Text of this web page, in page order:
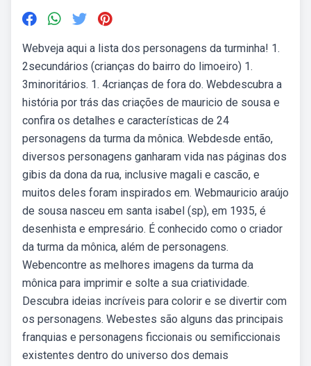
Webveja aqui a lista dos personagens da turminha! 1.
2secundários (crianças do bairro do limoeiro) 1.
3minoritários. 1. 4crianças de fora do. Webdescubra a
história por trás das criações de mauricio de sousa e
confira os detalhes e características de 24
personagens da turma da mônica. Webdesde então,
diversos personagens ganharam vida nas páginas dos
gibis da dona da rua, inclusive magali e cascão, e
muitos deles foram inspirados em. Webmauricio araújo
de sousa nasceu em santa isabel (sp), em 1935, é
desenhista e empresário. É conhecido como o criador
da turma da mônica, além de personagens.
Webencontre as melhores imagens da turma da
mônica para imprimir e solte a sua criatividade.
Descubra ideias incríveis para colorir e se divertir com
os personagens. Webestes são alguns das principais
franquias e personagens ficcionais ou semificcionais
existentes dentro do universo dos demais